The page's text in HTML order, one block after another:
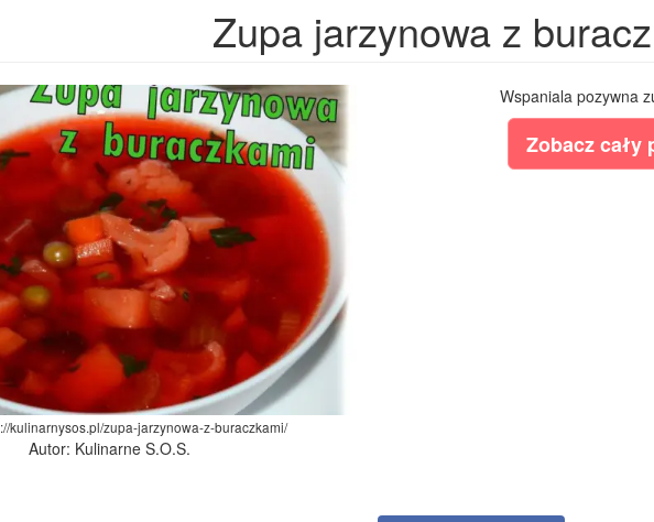
Zupa jarzynowa z
kulinarnysos.pl/zupa-jarzynowa-z-buraczkami/
Autor: Kulinarne S.O.S.
Wspaniala pozywna
Zobacz cały